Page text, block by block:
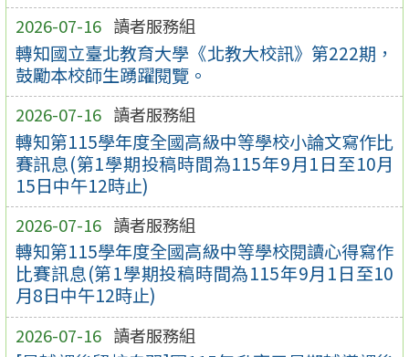
2026-07-16 讀者服務組
轉知國立臺北教育大學《北教大校訊》第222期，
鼓勵本校師生踴躍閱覽。
2026-07-16 讀者服務組
轉知第115學年度全國高級中等學校小論文寫作比
賽訊息(第1學期投稿時間為115年9月1日至10月
15日中午12時止)
2026-07-16 讀者服務組
轉知第115學年度全國高級中等學校閱讀心得寫作
比賽訊息(第1學期投稿時間為115年9月1日至10
月8日中午12時止)
2026-07-16 讀者服務組